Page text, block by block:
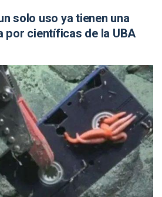
solo uso ya tienen una
por científicas de la UBA